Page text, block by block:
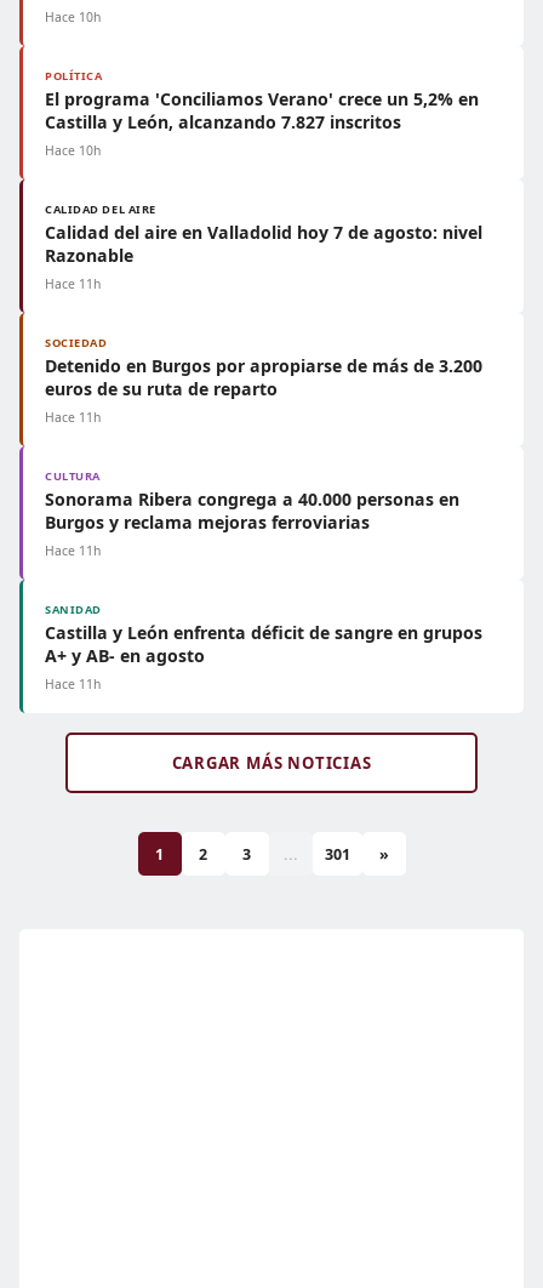
Hace 10h
POLÍTICA
El programa 'Conciliamos Verano' crece un 5,2% en
Castilla y León, alcanzando 7.827 inscritos
Hace 10h
CALIDAD DEL AIRE
Calidad del aire en Valladolid hoy 7 de agosto: nivel
Razonable
Hace 11h
SOCIEDAD
Detenido en Burgos por apropiarse de más de 3.200
euros de su ruta de reparto
Hace 11h
CULTURA
Sonorama Ribera congrega a 40.000 personas en
Burgos y reclama mejoras ferroviarias
Hace 11h
SANIDAD
Castilla y León enfrenta déficit de sangre en grupos
A+ y AB- en agosto
Hace 11h
CARGAR MÁS NOTICIAS
1 2 3 ... 301 »